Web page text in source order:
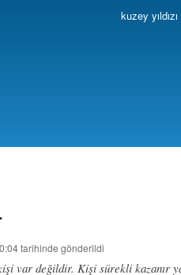
kuzey
tarihinde gönderildi
var değildir. Kişi sürekli kazanır